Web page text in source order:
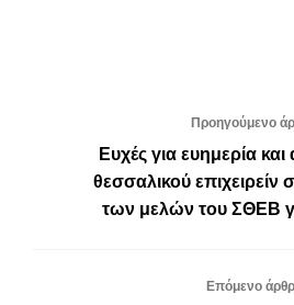
Προηγούμενο
Ευχές για ευημερία
θεσσαλικού
των μελών του ΣΘΕΒ
Επόμενο